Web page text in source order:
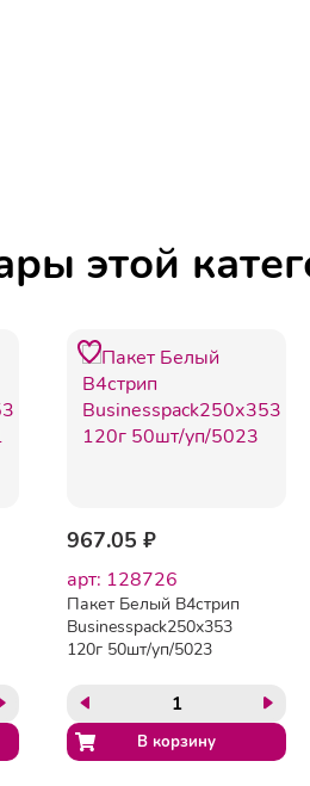
этой
967.05 ₽
арт: 128726
Пакет Белый B4стрип
Businesspack250х353
120г 50шт/уп/5023